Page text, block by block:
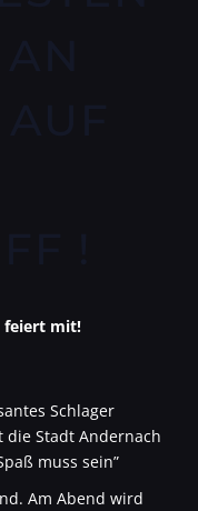
feiert mit!
Schlager
die Stadt Andernach
muss sein”
Am Abend wird